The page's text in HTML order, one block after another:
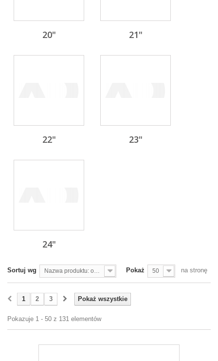
20" 21"
22" 23"
24"
Sortuj wg Nazwa produktu: od A do Z Pokaż 50 na stronę
Pokaż wszystkie
1 2 3
Pokazuje 1 - 50 z 131 elementów